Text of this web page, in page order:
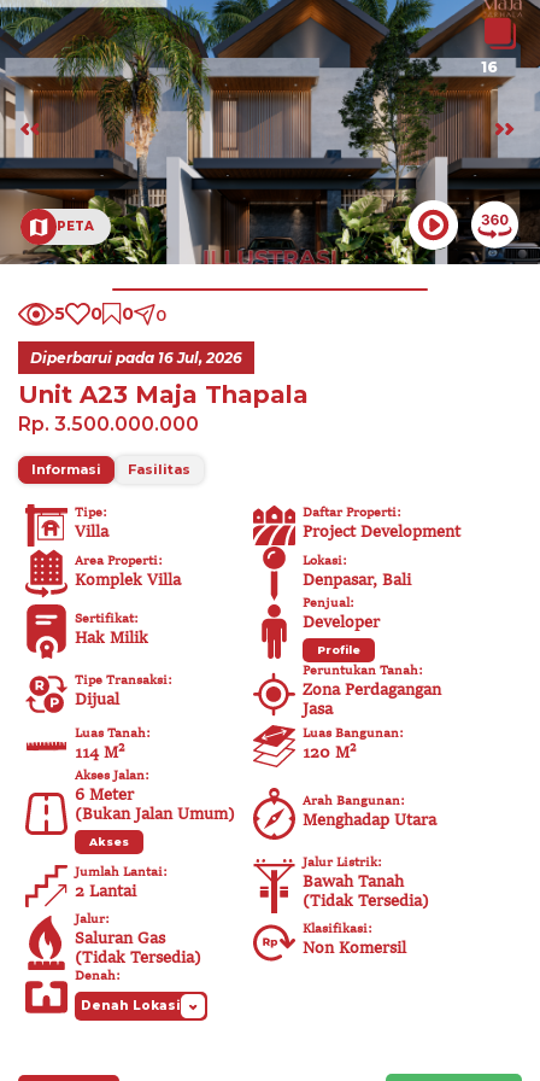
16
PETA
5 0 0 0
Diperbarui pada 16 Jul, 2026
Unit A23 Maja Thapala
Rp. 3.500.000.000
Informasi Fasilitas
Tipe:
Villa
Daftar Properti:
Project Development
Area Properti:
Komplek Villa
Lokasi:
Denpasar, Bali
Sertifikat:
Hak Milik
Penjual:
Developer
Profile
Tipe Transaksi:
Dijual
Peruntukan Tanah:
Zona Perdagangan
Jasa
Luas Tanah:
114 M²
Luas Bangunan:
120 M²
Akses Jalan:
6 Meter
(Bukan Jalan Umum)
Akses
Arah Bangunan:
Menghadap Utara
Jumlah Lantai:
2 Lantai
Jalur Listrik:
Bawah Tanah
(Tidak Tersedia)
Jalur:
Saluran Gas
(Tidak Tersedia)
Klasifikasi:
Non Komersil
Denah:
Denah Lokasi